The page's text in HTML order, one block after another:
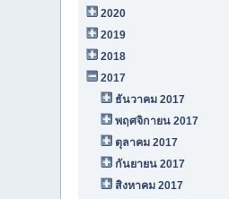
2020
2019
2018
2017
ธันวาคม 2017
พฤศจิกายน 2017
ตุลาคม 2017
กันยายน 2017
สิงหาคม 2017